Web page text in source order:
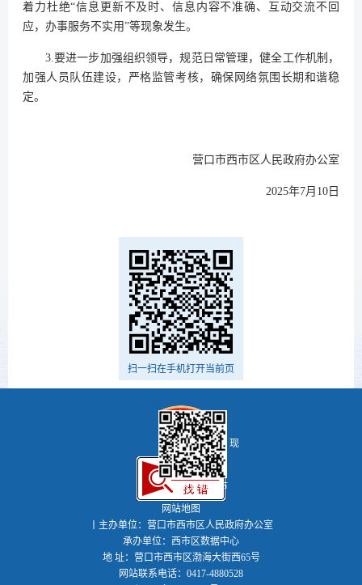
着力杜绝“信息更新不及时、信息内容不准确、互动交流不回
应，办事服务不实用”等现象发生。
3.要进一步加强组织领导，规范日常管理，健全工作机制，
加强人员队伍建设，严格监管考核，确保网络氛围长期和谐稳
定。
营口市西市区人民政府办公室
2025年7月10日
扫一扫在手机打开当前页
现
代河海新西市
网站地图
丨主办单位：营口市西市区人民政府办公室
承办单位：西市区数据中心
地 址：营口市西市区渤海大街西65号
网站联系电话：0417-4880528